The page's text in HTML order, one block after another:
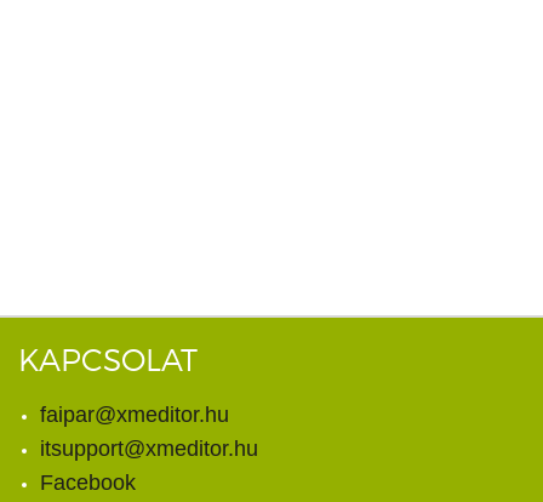
KAPCSOLAT
faipar@xmeditor.hu
itsupport@xmeditor.hu
Facebook